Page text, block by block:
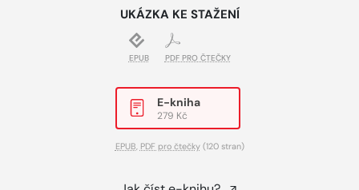
UKÁZKA KE STAŽENÍ
EPUB PDF PRO ČTEČKY
E-kniha
279 Kč
EPUB, PDF pro čtečky(120 stran)